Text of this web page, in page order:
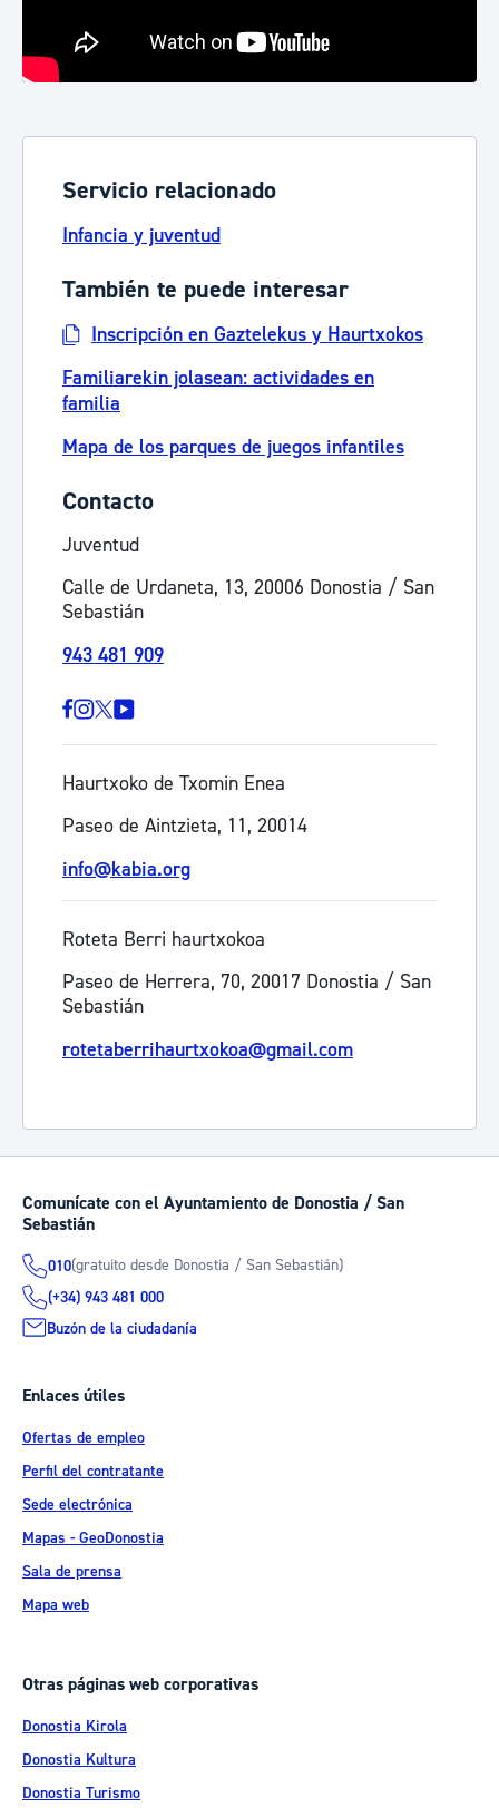
Servicio relacionado
Infancia y juventud
También te puede interesar
Inscripción en Gaztelekus y Haurtxokos
Familiarekin jolasean: actividades en
familia
Mapa de los parques de juegos infantiles
Contacto
Juventud
Calle de Urdaneta, 13, 20006 Donostia / San
Sebastián
943 481 909
Haurtxoko de Txomin Enea
Paseo de Aintzieta, 11, 20014
info@kabia.org
Roteta Berri haurtxokoa
Paseo de Herrera, 70, 20017 Donostia / San
Sebastián
rotetaberrihaurtxokoa@gmail.com
Comunícate con el Ayuntamiento de Donostia / San
Sebastián
010(gratuito desde Donostia / San Sebastián)
(+34) 943 481 000
Buzón de la ciudadanía
Enlaces útiles
Ofertas de empleo
Perfil del contratante
Sede electrónica
Mapas - GeoDonostia
Sala de prensa
Mapa web
Otras páginas web corporativas
Donostia Kirola
Donostia Kultura
Donostia Turismo